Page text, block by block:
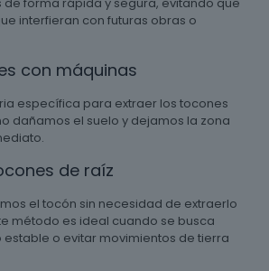
interfieran con futuras obras o
con máquinas
específica para extraer los tocones
dañamos el suelo y dejamos la zona
de raíz
el tocón sin necesidad de extraerlo
método es ideal cuando se busca
o evitar movimientos de tierra